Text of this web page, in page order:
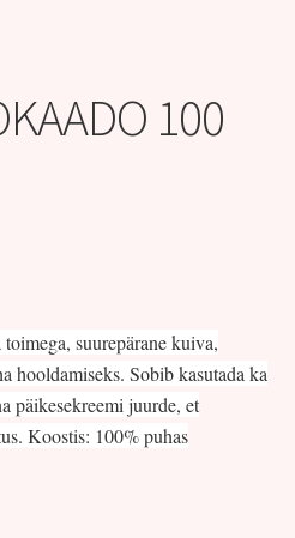
100
suurepärane kuiva,
hooldamiseks. Sobib kasutada ka
päikesekreemi juurde, et
Koostis: 100% puhas